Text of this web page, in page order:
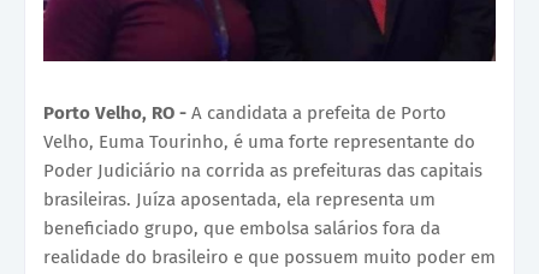
Porto Velho, RO - A candidata a prefeita de Porto
Velho, Euma Tourinho, é uma forte representante do
Poder Judiciário na corrida as prefeituras das capitais
brasileiras. Juíza aposentada, ela representa um
beneficiado grupo, que embolsa salários fora da
realidade do brasileiro e que possuem muito poder em